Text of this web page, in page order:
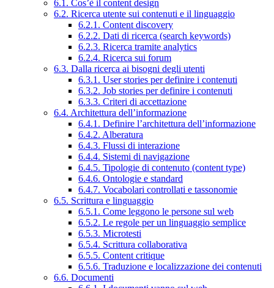
6.1. Cos’è il content design
6.2. Ricerca utente sui contenuti e il linguaggio
6.2.1. Content discovery
6.2.2. Dati di ricerca (search keywords)
6.2.3. Ricerca tramite analytics
6.2.4. Ricerca sui forum
6.3. Dalla ricerca ai bisogni degli utenti
6.3.1. User stories per definire i contenuti
6.3.2. Job stories per definire i contenuti
6.3.3. Criteri di accettazione
6.4. Architettura dell’informazione
6.4.1. Definire l’architettura dell’informazione
6.4.2. Alberatura
6.4.3. Flussi di interazione
6.4.4. Sistemi di navigazione
6.4.5. Tipologie di contenuto (content type)
6.4.6. Ontologie e standard
6.4.7. Vocabolari controllati e tassonomie
6.5. Scrittura e linguaggio
6.5.1. Come leggono le persone sul web
6.5.2. Le regole per un linguaggio semplice
6.5.3. Microtesti
6.5.4. Scrittura collaborativa
6.5.5. Content critique
6.5.6. Traduzione e localizzazione dei contenuti
6.6. Documenti